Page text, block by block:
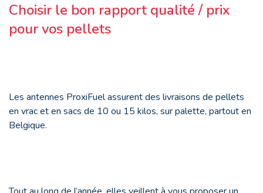
Choisir le bon rapport qualité / prix
pour vos pellets
Les antennes ProxiFuel assurent des livraisons de pellets
en vrac et en sacs de 10 ou 15 kilos, sur palette, partout en
Belgique.